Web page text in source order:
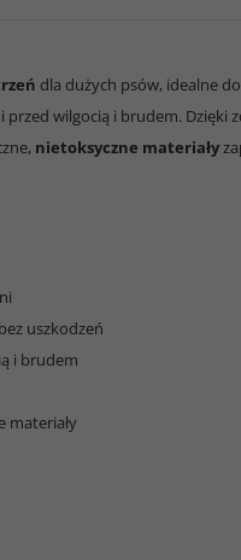
dla dużych psów, idealne
przed wilgocią i brudem. Dzięki
nietoksyczne materiały
uszkodzeń
i brudem
materiały